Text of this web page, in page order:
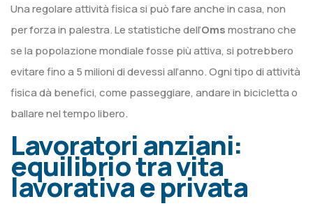
Una regolare attività fisica si può fare anche in casa, non
per forza in palestra. Le statistiche dell’Omsmostrano che
se la popolazione mondiale fosse più attiva, si potrebbero
evitare fino a 5 milioni di devessi all’anno. Ogni tipo di attività
fisica dà benefici, come passeggiare, andare in bicicletta o
ballare nel tempo libero.
Lavoratori anziani:
equilibrio tra vita
lavorativa e privata